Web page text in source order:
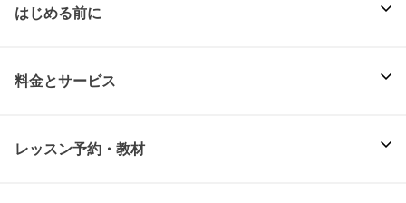
はじめる前に
料金とサービス
レッスン予約・教材